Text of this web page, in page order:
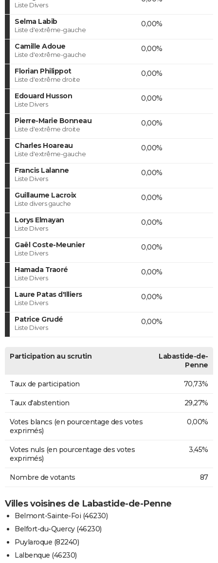
Liste Divers
Selma Labib
Liste d'extrême-gauche
0,00%
Camille Adoue
Liste d'extrême-gauche
0,00%
Florian Philippot
Liste d'extrême droite
0,00%
Edouard Husson
Liste Divers
0,00%
Pierre-Marie Bonneau
Liste d'extrême droite
0,00%
Charles Hoareau
Liste d'extrême-gauche
0,00%
Francis Lalanne
Liste Divers
0,00%
Guillaume Lacroix
Liste divers gauche
0,00%
Lorys Elmayan
Liste Divers
0,00%
Gaël Coste-Meunier
Liste Divers
0,00%
Hamada Traoré
Liste Divers
0,00%
Laure Patas d'Illiers
Liste Divers
0,00%
Patrice Grudé
Liste Divers
0,00%
Participation au scrutin
Labastide-de-
Penne
Taux de participation 70,73%
Taux d'abstention 29,27%
Votes blancs (en pourcentage des votes
exprimés)
0,00%
Votes nuls (en pourcentage des votes
exprimés)
3,45%
Nombre de votants 87
Villes voisines de Labastide-de-Penne
Belmont-Sainte-Foi (46230)
Belfort-du-Quercy (46230)
Puylaroque (82240)
Lalbenque (46230)